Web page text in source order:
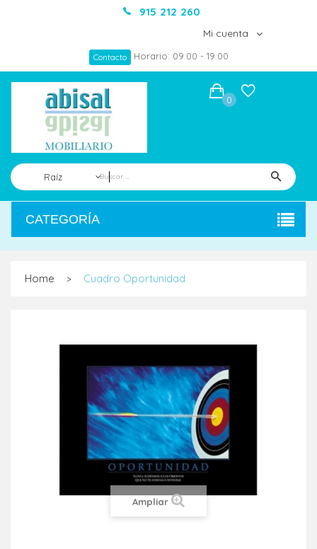
915 212 260
Mi cuenta
Contacto Horario: 09:00 - 19:00
Raíz
0
CATEGORÍA
Home > Cuadro Oportunidad
Ampliar